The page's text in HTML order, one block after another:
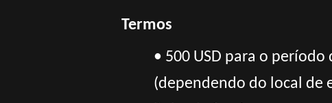
Termos
• 500 USD para o
(dependendo do local de